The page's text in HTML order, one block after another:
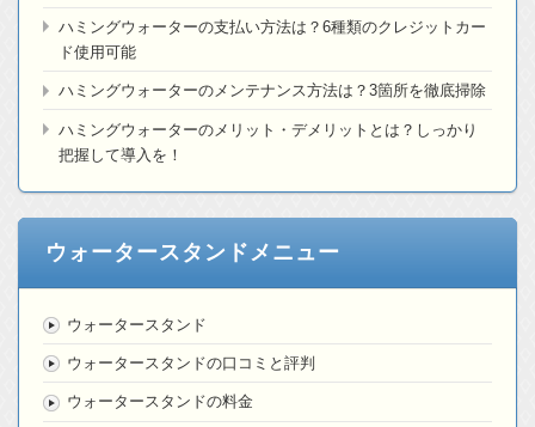
ハミングウォーターの支払い方法は？6種類のクレジットカー
ド使用可能
ハミングウォーターのメンテナンス方法は？3箇所を徹底掃除
ハミングウォーターのメリット・デメリットとは？しっかり
把握して導入を！
ウォータースタンドメニュー
ウォータースタンド
ウォータースタンドの口コミと評判
ウォータースタンドの料金